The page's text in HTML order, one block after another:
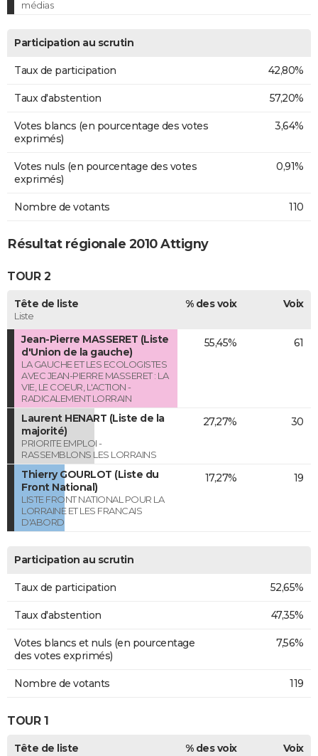
médias
Participation au scrutin
Taux de participation 42,80%
Taux d'abstention 57,20%
Votes blancs (en pourcentage des votes
exprimés)
3,64%
Votes nuls (en pourcentage des votes
exprimés)
0,91%
Nombre de votants 110
Résultat régionale 2010 Attigny
TOUR 2
Tête de liste
Liste
% des voix Voix
Jean-Pierre MASSERET (Liste
d'Union de la gauche)
LA GAUCHE ET LES ECOLOGISTES
AVEC JEAN-PIERRE MASSERET : LA
VIE, LE COEUR, L'ACTION -
RADICALEMENT LORRAIN
55,45% 61
Laurent HENART (Liste de la
majorité)
PRIORITE EMPLOI -
RASSEMBLONS LES LORRAINS
27,27% 30
Thierry GOURLOT (Liste du
Front National)
LISTE FRONT NATIONAL POUR LA
LORRAINE ET LES FRANCAIS
D'ABORD
17,27% 19
Participation au scrutin
Taux de participation 52,65%
Taux d'abstention 47,35%
Votes blancs et nuls (en pourcentage
des votes exprimés)
7,56%
Nombre de votants 119
TOUR 1
Tête de liste % des voix Voix